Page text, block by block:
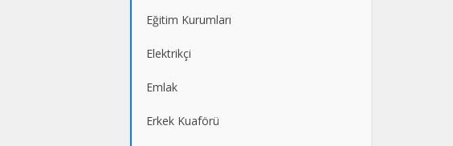
Eğitim Kurumları
Elektrikçi
Emlak
Erkek Kuaförü